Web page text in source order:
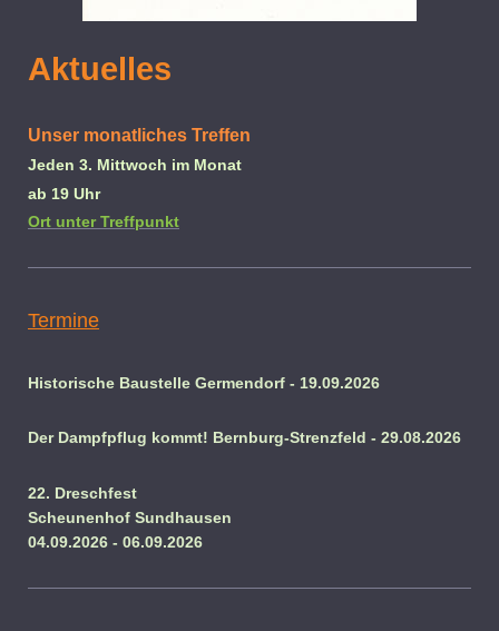
Aktuelles
Unser monatliches Treffen
Jeden 3. Mittwoch im Monat
ab 19 Uhr
Ort unter Treffpunkt
Termine
Historische Baustelle Germendorf - 19.09.2026
Der Dampfpflug kommt! Bernburg-Strenzfeld - 29.08.2026
22. Dreschfest
Scheunenhof Sundhausen
04.09.2026 - 06.09.2026